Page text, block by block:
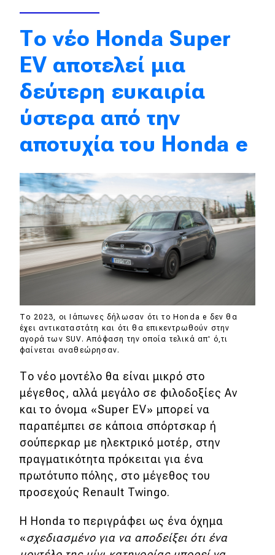
Αγώνες
Formula 1
WRC
Motorsport
Eco
Νέα
Τεχνολογία
Mobility
Classic
Παρουσιάσεις
DRIVE Away
MOTO
Μεταχειρισμένο
Οδηγός αγοράς
Συμβουλές
Το νέο Honda Super
EV αποτελεί μια
δεύτερη ευκαιρία
ύστερα από την
αποτυχία του Honda e
Το 2023, οι Ιάπωνες δήλωσαν ότι το Honda e δεν θα
έχει αντικαταστάτη και ότι θα επικεντρωθούν στην
αγορά των SUV. Απόφαση την οποία τελικά απ' ό,τι
φαίνεται αναθεώρησαν.
Το νέο μοντέλο θα είναι μικρό στο
μέγεθος, αλλά μεγάλο σε φιλοδοξίες Αν
και το όνομα «Super EV» μπορεί να
παραπέμπει σε κάποια σπόρτσκαρ ή
σούπερκαρ με ηλεκτρικό μοτέρ, στην
πραγματικότητα πρόκειται για ένα
πρωτότυπο πόλης, στο μέγεθος του
προσεχούς Renault Twingo.
Η Honda το περιγράφει ως ένα όχημα
«σχεδιασμένο για να αποδείξει ότι ένα